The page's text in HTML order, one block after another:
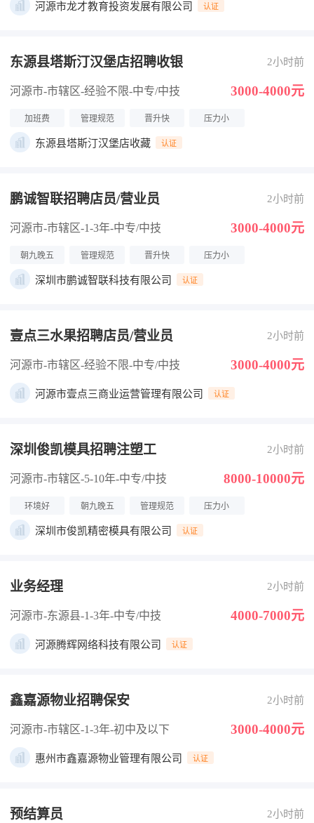
河源市龙才教育投资发展有限公司 认证
东源县塔斯汀汉堡店招聘收银 2小时前
河源市-市辖区-经验不限-中专/中技 3000-4000元
加班费 管理规范 晋升快 压力小
东源县塔斯汀汉堡店收藏 认证
鹏诚智联招聘店员/营业员 2小时前
河源市-市辖区-1-3年-中专/中技 3000-4000元
朝九晚五 管理规范 晋升快 压力小
深圳市鹏诚智联科技有限公司 认证
壹点三水果招聘店员/营业员 2小时前
河源市-市辖区-经验不限-中专/中技 3000-4000元
河源市壹点三商业运营管理有限公司 认证
深圳俊凯模具招聘注塑工 2小时前
河源市-市辖区-5-10年-中专/中技 8000-10000元
环境好 朝九晚五 管理规范 压力小
深圳市俊凯精密模具有限公司 认证
业务经理 2小时前
河源市-东源县-1-3年-中专/中技 4000-7000元
河源腾辉网络科技有限公司 认证
鑫嘉源物业招聘保安 2小时前
河源市-市辖区-1-3年-初中及以下 3000-4000元
惠州市鑫嘉源物业管理有限公司 认证
预结算员 2小时前